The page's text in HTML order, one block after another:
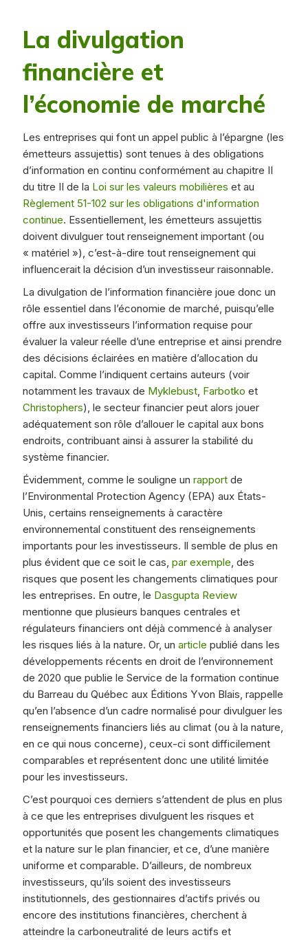
La divulgation
financière et
l’économie de marché
Les entreprises qui font un appel public à l’épargne (les
émetteurs assujettis) sont tenues à des obligations
d’information en continu conformément au chapitre II
du titre II de la Loi sur les valeurs mobilières et au
Règlement 51-102 sur les obligations d'information
continue. Essentiellement, les émetteurs assujettis
doivent divulguer tout renseignement important (ou
« matériel »), c’est-à-dire tout renseignement qui
influencerait la décision d’un investisseur raisonnable.
La divulgation de l’information financière joue donc un
rôle essentiel dans l’économie de marché, puisqu’elle
offre aux investisseurs l’information requise pour
évaluer la valeur réelle d’une entreprise et ainsi prendre
des décisions éclairées en matière d’allocation du
capital. Comme l’indiquent certains auteurs (voir
notamment les travaux de Myklebust, Farbotko et
Christophers), le secteur financier peut alors jouer
adéquatement son rôle d’allouer le capital aux bons
endroits, contribuant ainsi à assurer la stabilité du
système financier.
Évidemment, comme le souligne un rapportde
l’Environmental Protection Agency (EPA) aux États-
Unis, certains renseignements à caractère
environnemental constituent des renseignements
importants pour les investisseurs. Il semble de plus en
plus évident que ce soit le cas, par exemple, des
risques que posent les changements climatiques pour
les entreprises. En outre, le Dasgupta Review
mentionne que plusieurs banques centrales et
régulateurs financiers ont déjà commencé à analyser
les risques liés à la nature. Or, un article publié dans les
développements récents en droit de l’environnement
de 2020 que publie le Service de la formation continue
du Barreau du Québec aux Éditions Yvon Blais, rappelle
qu’en l’absence d’un cadre normalisé pour divulguer les
renseignements financiers liés au climat (ou à la nature,
en ce qui nous concerne), ceux-ci sont difficilement
comparables et représentent donc une utilité limitée
pour les investisseurs.
C’est pourquoi ces derniers s’attendent de plus en plus
à ce que les entreprises divulguent les risques et
opportunités que posent les changements climatiques
et la nature sur le plan financier, et ce, d’une manière
uniforme et comparable. D’ailleurs, de nombreux
investisseurs, qu’ils soient des investisseurs
institutionnels, des gestionnaires d’actifs privés ou
encore des institutions financières, cherchent à
atteindre la carboneutralité de leurs actifs et